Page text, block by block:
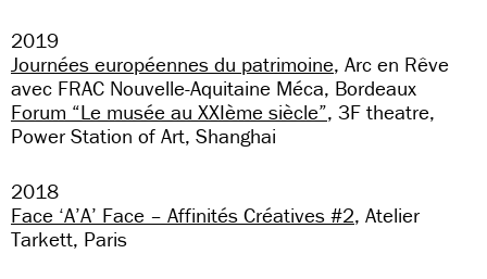
2019
Journées européennes du patrimoine, Arc en Rêve
avec FRAC Nouvelle-Aquitaine Méca, Bordeaux
Forum “Le musée au XXIème siècle”, 3F theatre,
Power Station of Art, Shanghai
2018
Face ‘A’A’ Face – Affinités Créatives #2, Atelier
Tarkett, Paris